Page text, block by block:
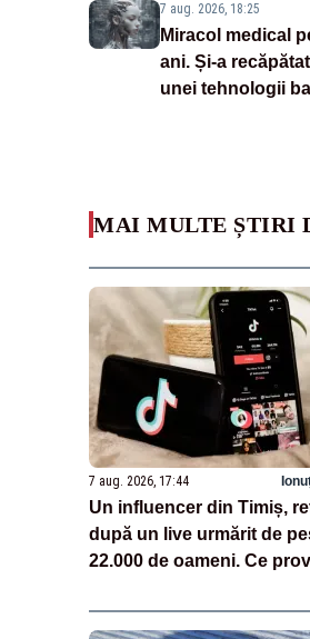
7 aug. 2026, 18:25
Miracol medical
ani. Și-a
unei tehnologii
MAI MULTE ȘTIRI
7 aug. 2026, 17:44
Un influencer din Timiș,
după un live urmărit de
22.000 de oameni. Ce